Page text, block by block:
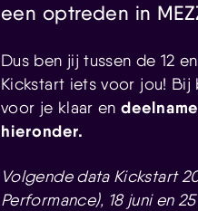
een optreden in
Dus ben jij tussen de 12
Kickstart iets voor jou! Bij
voor je klaar en
hieronder.
Volgende data Kickstart
Performance), 18 juni en